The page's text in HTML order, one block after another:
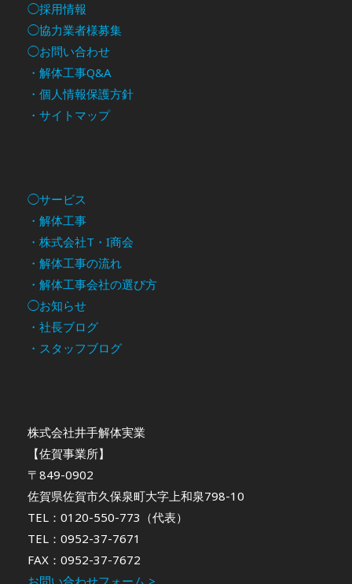
◯採用情報
◯協力業者様募集
◯お問い合わせ
・解体工事Q&A
・個人情報保護方針
・サイトマップ
◯サービス
・解体工事
・株式会社T・I商会
・解体工事の流れ
・解体工事会社の選び方
◯お知らせ
・社長ブログ
・スタッフブログ
株式会社井手解体実業
【佐賀事業所】
〒849-0902
佐賀県佐賀市久保泉町大字上和泉798-10
TEL：0120-550-773（代表）
TEL：0952-37-7671
FAX：0952-37-7672